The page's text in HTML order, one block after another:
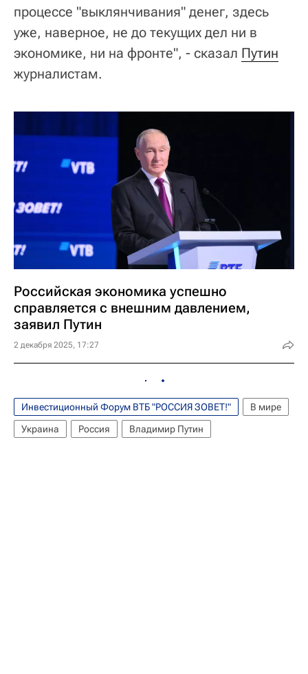
процессе "выклянчивания" денег, здесь
уже, наверное, не до текущих дел ни в
экономике, ни на фронте", - сказал Путин
журналистам.
Российская экономика успешно
справляется с внешним давлением,
заявил Путин
2 декабря 2025, 17:27
Инвестиционный Форум ВТБ "РОССИЯ ЗОВЕТ!"
В мире
Украина
Россия Владимир Путин